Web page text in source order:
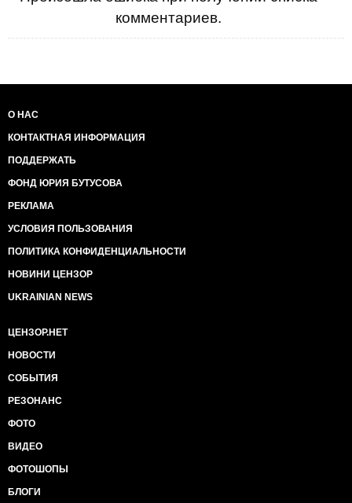
комментариев.
О НАС
КОНТАКТНАЯ ИНФОРМАЦИЯ
ПОДДЕРЖАТЬ
ФОНД ЮРИЯ БУТУСОВА
РЕКЛАМА
УСЛОВИЯ ПОЛЬЗОВАНИЯ
ПОЛИТИКА КОНФИДЕНЦИАЛЬНОСТИ
НОВИНИ ЦЕНЗОР
UKRAINIAN NEWS
ЦЕНЗОР.НЕТ
НОВОСТИ
СОБЫТИЯ
РЕЗОНАНС
ФОТО
ВИДЕО
ФОТОШОПЫ
БЛОГИ